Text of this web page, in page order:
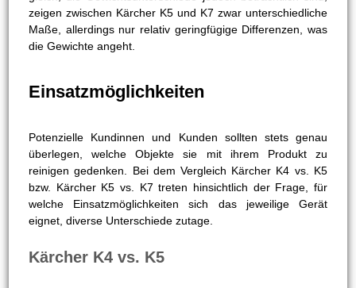
Kärcher K5 vs. K7
K7 hingegen 19,1 kg. Folglich liegt die Differenz bei 1,4 kg.
schwerer
Während also beim Vergleich Kärcher K4 vs. K5 die Maße
gleich, die Gewichtsunterschiede jedoch beträchtlich sind,
zeigen zwischen Kärcher K5 und K7 zwar unterschiedliche
Maße, allerdings nur relativ geringfügige Differenzen, was
die Gewichte angeht.